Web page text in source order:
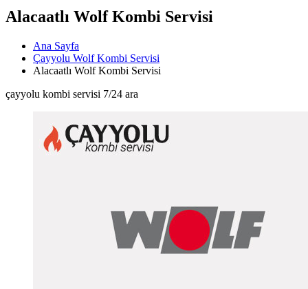
Alacaatlı Wolf Kombi Servisi
Ana Sayfa
Çayyolu Wolf Kombi Servisi
Alacaatlı Wolf Kombi Servisi
çayyolu kombi servisi 7/24 ara